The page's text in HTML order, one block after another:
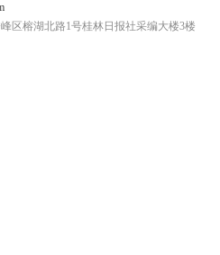
区榕湖北路1号桂林日报社采编大楼3楼